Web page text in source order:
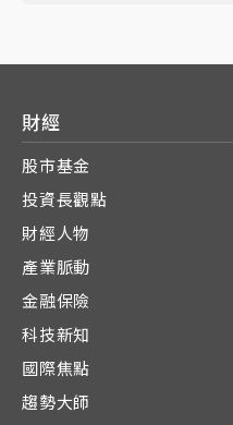
財經
股市基金
投資長觀點
財經人物
產業脈動
金融保險
科技新知
國際焦點
趨勢大師